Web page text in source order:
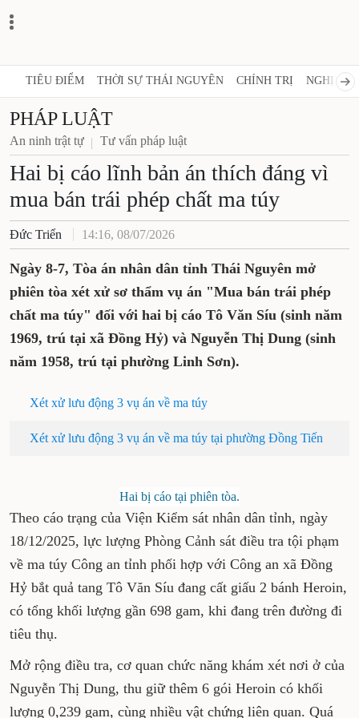
TIÊU ĐIỂM THỜI SỰ THÁI NGUYÊN CHÍNH TRỊ NGHỊ
PHÁP LUẬT
An ninh trật tự Tư vấn pháp luật
Hai bị cáo lĩnh bản án thích đáng vì
mua bán trái phép chất ma túy
Đức Triển 14:16, 08/07/2026
Ngày 8-7, Tòa án nhân dân tỉnh Thái Nguyên mở
phiên tòa xét xử sơ thẩm vụ án "Mua bán trái phép
chất ma túy" đối với hai bị cáo Tô Văn Síu (sinh năm
1969, trú tại xã Đồng Hỷ) và Nguyễn Thị Dung (sinh
năm 1958, trú tại phường Linh Sơn).
Xét xử lưu động 3 vụ án về ma túy
Xét xử lưu động 3 vụ án về ma túy tại phường Đồng Tiến
Hai bị cáo tại phiên tòa.
Theo cáo trạng của Viện Kiểm sát nhân dân tỉnh, ngày
18/12/2025, lực lượng Phòng Cảnh sát điều tra tội phạm
về ma túy Công an tỉnh phối hợp với Công an xã Đồng
Hỷ bắt quả tang Tô Văn Síu đang cất giấu 2 bánh Heroin,
có tổng khối lượng gần 698 gam, khi đang trên đường đi
tiêu thụ.
Mở rộng điều tra, cơ quan chức năng khám xét nơi ở của
Nguyễn Thị Dung, thu giữ thêm 6 gói Heroin có khối
lượng 0,239 gam, cùng nhiều vật chứng liên quan. Quá